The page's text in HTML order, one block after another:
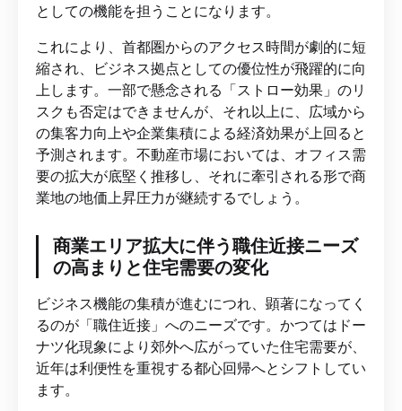
としての機能を担うことになります。
これにより、首都圏からのアクセス時間が劇的に短
縮され、ビジネス拠点としての優位性が飛躍的に向
上します。一部で懸念される「ストロー効果」のリ
スクも否定はできませんが、それ以上に、広域から
の集客力向上や企業集積による経済効果が上回ると
予測されます。不動産市場においては、オフィス需
要の拡大が底堅く推移し、それに牽引される形で商
業地の地価上昇圧力が継続するでしょう。
商業エリア拡大に伴う職住近接ニーズ
の高まりと住宅需要の変化
ビジネス機能の集積が進むにつれ、顕著になってく
るのが「職住近接」へのニーズです。かつてはドー
ナツ化現象により郊外へ広がっていた住宅需要が、
近年は利便性を重視する都心回帰へとシフトしてい
ます。